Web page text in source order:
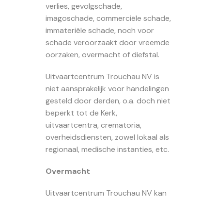
verlies, gevolgschade,
imagoschade, commerciële schade,
immateriële schade, noch voor
schade veroorzaakt door vreemde
oorzaken, overmacht of diefstal.
Uitvaartcentrum Trouchau NV is
niet aansprakelijk voor handelingen
gesteld door derden, o.a. doch niet
beperkt tot de Kerk,
uitvaartcentra, crematoria,
overheidsdiensten, zowel lokaal als
regionaal, medische instanties, etc.
Overmacht
Uitvaartcentrum Trouchau NV kan